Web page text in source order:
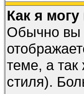
Как я
Обычно вы
теме, а
стиля).